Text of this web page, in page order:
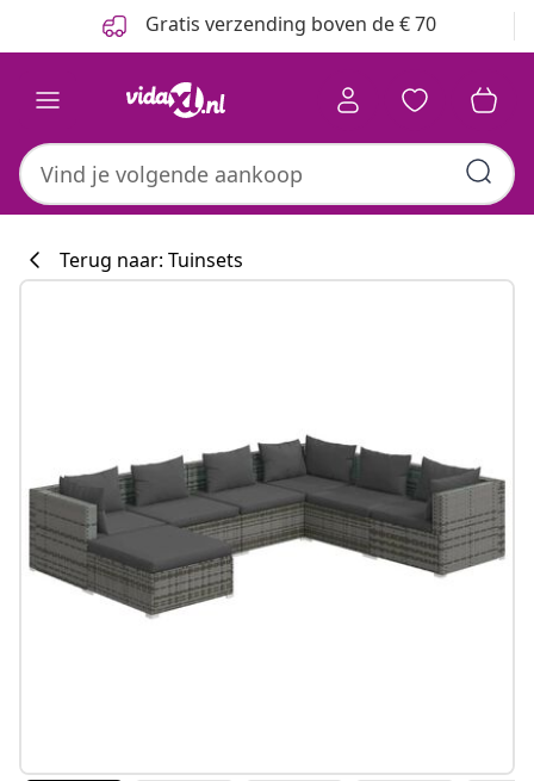
Gratis verzending boven de € 70
Terug naar: Tuinsets